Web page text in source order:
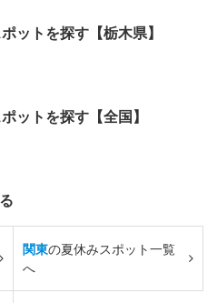
ットを探す【栃木県】
ットを探す【全国】
関東の夏休みスポット一覧
へ